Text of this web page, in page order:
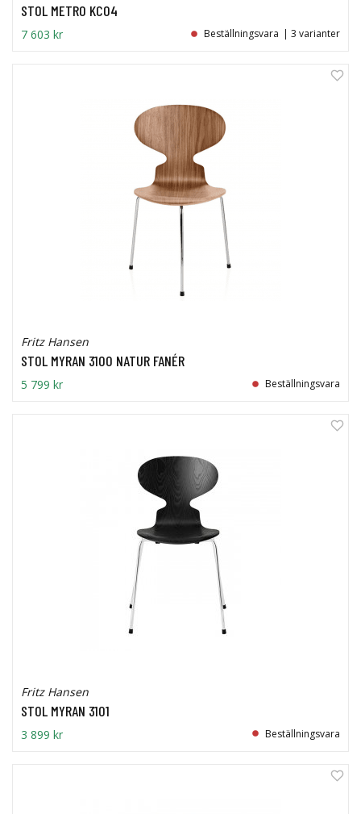
STOL METRO KC04
7 603 kr Beställningsvara | 3 varianter
Fritz Hansen
STOL MYRAN 3100 NATUR FANÉR
5 799 kr Beställningsvara
Fritz Hansen
STOL MYRAN 3101
3 899 kr Beställningsvara